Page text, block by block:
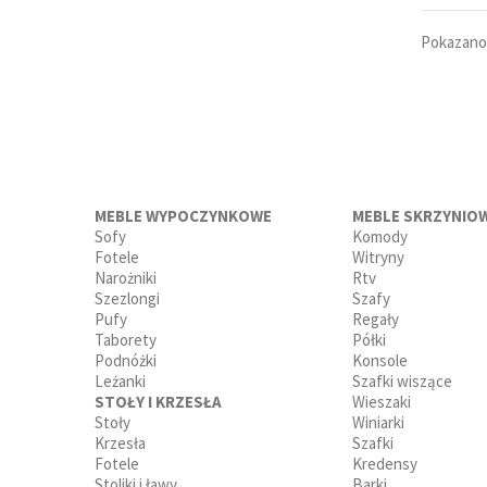
MEBLE WYPOCZYNKOWE
Sofy
Fotele
Narożniki
Szezlongi
Pufy
Taborety
Podnóżki
Leżanki
STOŁY I KRZESŁA
Stoły
Krzesła
Fotele
MEBLE
Komody
Witryny
Rtv
Szafy
Regały
Półki
Konsole
Szafki wiszące
Wieszaki
Winiarki
Szafki
Kredensy